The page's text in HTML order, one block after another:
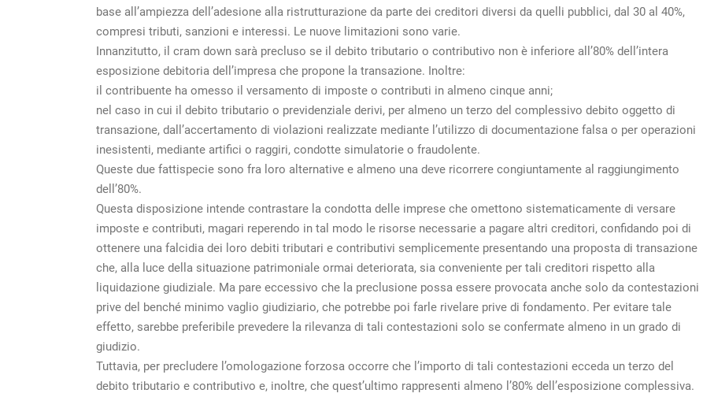
base all’ampiezza dell’adesione alla ristrutturazione da parte dei creditori diversi da quelli pubblici, dal 30 al 40%,
compresi tributi, sanzioni e interessi. Le nuove limitazioni sono varie.
Innanzitutto, il cram down sarà precluso se il debito tributario o contributivo non è inferiore all’80% dell’intera
esposizione debitoria dell’impresa che propone la transazione. Inoltre:
il contribuente ha omesso il versamento di imposte o contributi in almeno cinque anni;
nel caso in cui il debito tributario o previdenziale derivi, per almeno un terzo del complessivo debito oggetto di
transazione, dall’accertamento di violazioni realizzate mediante l’utilizzo di documentazione falsa o per operazioni
inesistenti, mediante artifici o raggiri, condotte simulatorie o fraudolente.
Queste due fattispecie sono fra loro alternative e almeno una deve ricorrere congiuntamente al raggiungimento
dell’80%.
Questa disposizione intende contrastare la condotta delle imprese che omettono sistematicamente di versare
imposte e contributi, magari reperendo in tal modo le risorse necessarie a pagare altri creditori, confidando poi di
ottenere una falcidia dei loro debiti tributari e contributivi semplicemente presentando una proposta di transazione
che, alla luce della situazione patrimoniale ormai deteriorata, sia conveniente per tali creditori rispetto alla
liquidazione giudiziale. Ma pare eccessivo che la preclusione possa essere provocata anche solo da contestazioni
prive del benché minimo vaglio giudiziario, che potrebbe poi farle rivelare prive di fondamento. Per evitare tale
effetto, sarebbe preferibile prevedere la rilevanza di tali contestazioni solo se confermate almeno in un grado di
giudizio.
Tuttavia, per precludere l’omologazione forzosa occorre che l’importo di tali contestazioni ecceda un terzo del
debito tributario e contributivo e, inoltre, che quest’ultimo rappresenti almeno l’80% dell’esposizione complessiva.